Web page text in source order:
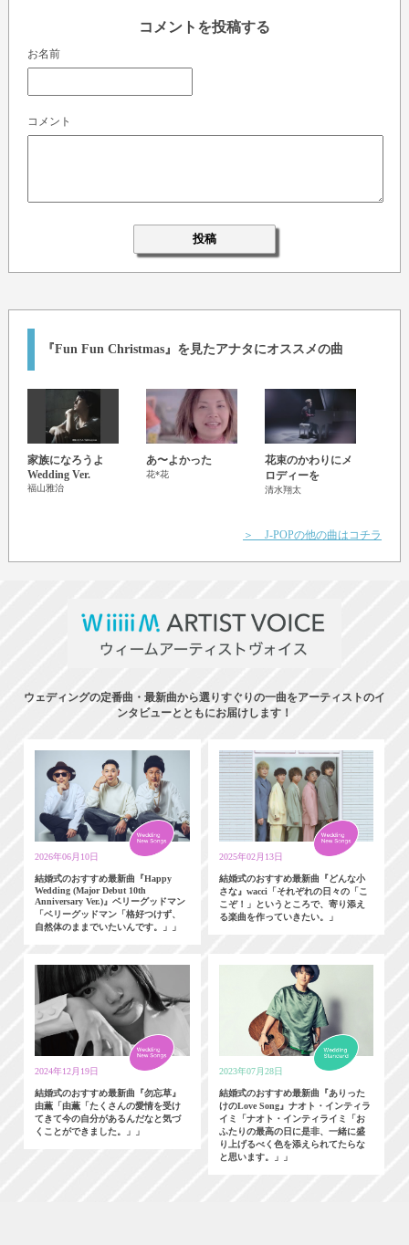
コメントを投稿する
お名前
コメント
『Fun Fun Christmas』を見たアナタにオススメの曲
家族になろうよ
Wedding Ver.
福山雅治
あ〜よかった
花*花
花束のかわりにメ
ロディーを
清水翔太
＞ J-POPの他の曲はコチラ
ウェディングの定番曲・最新曲から選りすぐりの一曲をアーティストのイ
ンタビューとともにお届けします！
2026年06月10日
結婚式のおすすめ最新曲『Happy
Wedding (Major Debut 10th
Anniversary Ver.)』ベリーグッドマン
「ベリーグッドマン「格好つけず、
自然体のままでいたいんです。」」
2025年02月13日
結婚式のおすすめ最新曲『どんな小
さな』wacci「それぞれの日々の「こ
こぞ！」というところで、寄り添え
る楽曲を作っていきたい。」
2024年12月19日
結婚式のおすすめ最新曲『勿忘草』
由薫「由薫「たくさんの愛情を受け
てきて今の自分があるんだなと気づ
くことができました。」」
2023年07月28日
結婚式のおすすめ最新曲『ありった
けのLove Song』ナオト・インティラ
イミ「ナオト・インティライミ「お
ふたりの最高の日に是非、一緒に盛
り上げるべく色を添えられてたらな
と思います。」」